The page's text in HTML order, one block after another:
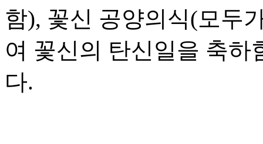
함), 꽃신 공양의식(모두
여 꽃신의 탄신일을 축하
다.